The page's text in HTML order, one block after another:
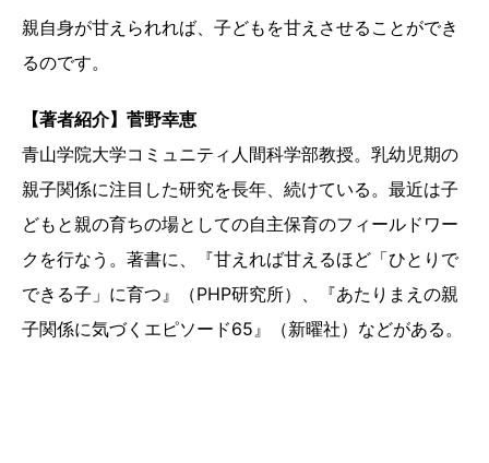
親自身が甘えられれば、子どもを甘えさせることができ
るのです。
【著者紹介】菅野幸恵
青山学院大学コミュニティ人間科学部教授。乳幼児期の
親子関係に注目した研究を長年、続けている。最近は子
どもと親の育ちの場としての自主保育のフィールドワー
クを行なう。著書に、『甘えれば甘えるほど「ひとりで
できる子」に育つ』（PHP研究所）、『あたりまえの親
子関係に気づくエピソード65』（新曜社）などがある。